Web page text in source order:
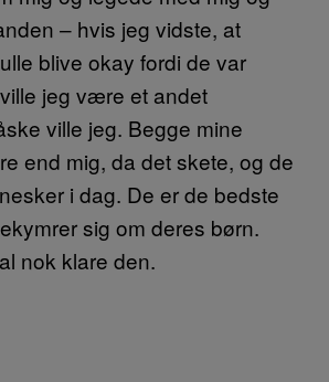
– hvis jeg vidste, at
blive okay fordi de var
jeg være et andet
ville jeg. Begge mine
end mig, da det skete, og de
i dag. De er de bedste
sig om deres børn.
nok klare den.